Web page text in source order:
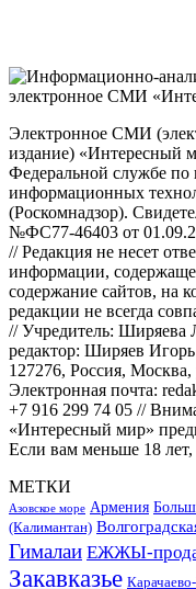
Электронное СМИ
издание) «Интересный
Федеральной службе по
информационных
(Роскомнадзор).
№ФС77-46403 от
// Редакция не несет
информации,
содержание сайтов, на
редакции не всегда
// Учредитель: Ширяева
редактор: Ширяев
127276, Россия,
Электронная почта:
+7 916 299 74 05 //
«Интересный мир»
Если вам меньше 18 лет,
МЕТКИ
Азовское море Армения
(Калимантан)
Гималаи ЕЖЖЫ-
Закавказье